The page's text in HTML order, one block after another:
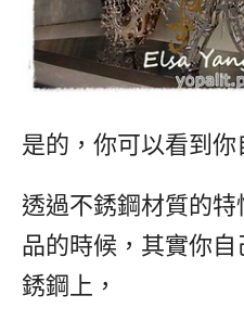
是的，你可以看到你
透過不銹鋼材質的
品的時候，其實你
銹鋼上，